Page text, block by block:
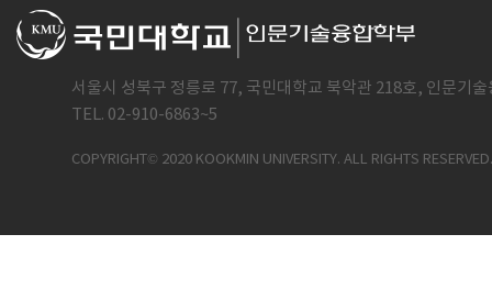
서울시 성북구 정릉로 77, 국민대학교 북악관 218호, 인문기
TEL. 02-910-6863~5
COPYRIGHT© 2020 KOOKMIN UNIVERSITY. ALL RIGHTS RESERVED.